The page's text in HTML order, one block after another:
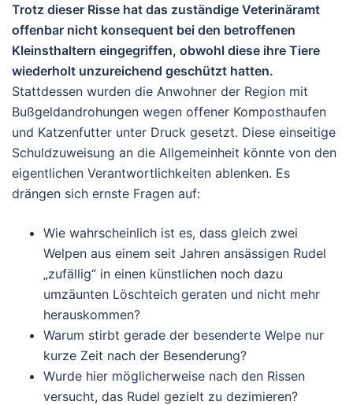
Trotz dieser Risse hat das zuständige Veterinäramt
offenbar nicht konsequent bei den betroffenen
Kleinsthaltern eingegriffen, obwohl diese ihre Tiere
wiederholt unzureichend geschützt hatten.
Stattdessen wurden die Anwohner der Region mit
Bußgeldandrohungen wegen offener Komposthaufen
und Katzenfutter unter Druck gesetzt. Diese einseitige
Schuldzuweisung an die Allgemeinheit könnte von den
eigentlichen Verantwortlichkeiten ablenken. Es
drängen sich ernste Fragen auf:
Wie wahrscheinlich ist es, dass gleich zwei
Welpen aus einem seit Jahren ansässigen Rudel
„zufällig“ in einen künstlichen noch dazu
umzäunten Löschteich geraten und nicht mehr
herauskommen?
Warum stirbt gerade der besenderte Welpe nur
kurze Zeit nach der Besenderung?
Wurde hier möglicherweise nach den Rissen
versucht, das Rudel gezielt zu dezimieren?